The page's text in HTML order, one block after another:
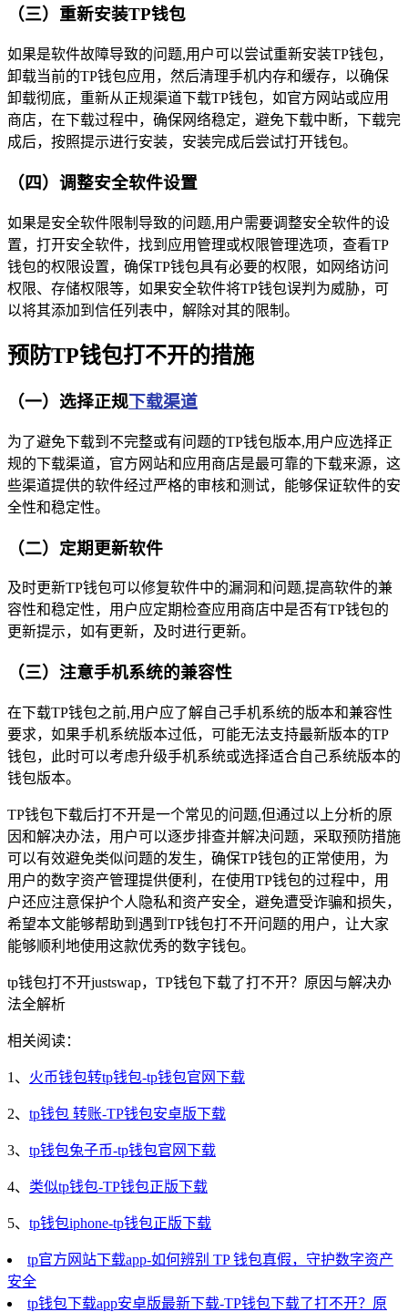
（三）重新安装TP钱包
如果是软件故障导致的问题,用户可以尝试重新安装TP钱包，
卸载当前的TP钱包应用，然后清理手机内存和缓存，以确保
卸载彻底，重新从正规渠道下载TP钱包，如官方网站或应用
商店，在下载过程中，确保网络稳定，避免下载中断，下载完
成后，按照提示进行安装，安装完成后尝试打开钱包。
（四）调整安全软件设置
如果是安全软件限制导致的问题,用户需要调整安全软件的设
置，打开安全软件，找到应用管理或权限管理选项，查看TP
钱包的权限设置，确保TP钱包具有必要的权限，如网络访问
权限、存储权限等，如果安全软件将TP钱包误判为威胁，可
以将其添加到信任列表中，解除对其的限制。
预防TP钱包打不开的措施
（一）选择正规下载渠道
为了避免下载到不完整或有问题的TP钱包版本,用户应选择正
规的下载渠道，官方网站和应用商店是最可靠的下载来源，这
些渠道提供的软件经过严格的审核和测试，能够保证软件的安
全性和稳定性。
（二）定期更新软件
及时更新TP钱包可以修复软件中的漏洞和问题,提高软件的兼
容性和稳定性，用户应定期检查应用商店中是否有TP钱包的
更新提示，如有更新，及时进行更新。
（三）注意手机系统的兼容性
在下载TP钱包之前,用户应了解自己手机系统的版本和兼容性
要求，如果手机系统版本过低，可能无法支持最新版本的TP
钱包，此时可以考虑升级手机系统或选择适合自己系统版本的
钱包版本。
TP钱包下载后打不开是一个常见的问题,但通过以上分析的原
因和解决办法，用户可以逐步排查并解决问题，采取预防措施
可以有效避免类似问题的发生，确保TP钱包的正常使用，为
用户的数字资产管理提供便利，在使用TP钱包的过程中，用
户还应注意保护个人隐私和资产安全，避免遭受诈骗和损失，
希望本文能够帮助到遇到TP钱包打不开问题的用户，让大家
能够顺利地使用这款优秀的数字钱包。
tp钱包打不开justswap，TP钱包下载了打不开？原因与解决办
法全解析
相关阅读：
1、 火币钱包转tp钱包-tp钱包官网下载
2、 tp钱包 转账-TP钱包安卓版下载
3、 tp钱包兔子币-tp钱包官网下载
4、 类似tp钱包-TP钱包正版下载
5、 tp钱包iphone-tp钱包正版下载
tp官方网站下载app-如何辨别 TP 钱包真假，守护数字资产
安全
tp钱包下载app安卓版最新下载-TP钱包下载了打不开？原